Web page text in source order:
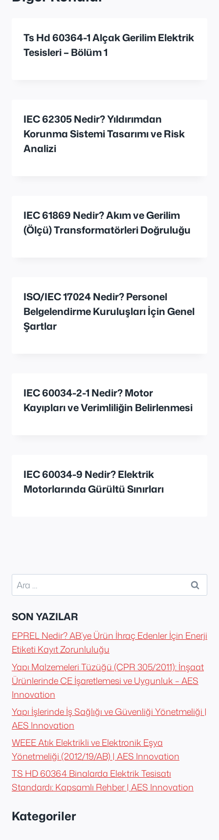
Ts Hd 60364-1 Alçak Gerilim Elektrik
Tesisleri – Bölüm 1
IEC 62305 Nedir? Yıldırımdan
Korunma Sistemi Tasarımı ve Risk
Analizi
IEC 61869 Nedir? Akım ve Gerilim
(Ölçü) Transformatörleri Doğruluğu
ISO/IEC 17024 Nedir? Personel
Belgelendirme Kuruluşları İçin Genel
Şartlar
IEC 60034-2-1 Nedir? Motor
Kayıpları ve Verimliliğin Belirlenmesi
IEC 60034-9 Nedir? Elektrik
Motorlarında Gürültü Sınırları
Arama:
SON YAZILAR
EPREL Nedir? AB’ye Ürün İhraç Edenler İçin Enerji
Etiketi Kayıt Zorunluluğu
Yapı Malzemeleri Tüzüğü (CPR 305/2011): İnşaat
Ürünlerinde CE İşaretlemesi ve Uygunluk – AES
Innovation
Yapı İşlerinde İş Sağlığı ve Güvenliği Yönetmeliği |
AES Innovation
WEEE Atık Elektrikli ve Elektronik Eşya
Yönetmeliği (2012/19/AB) | AES Innovation
TS HD 60364 Binalarda Elektrik Tesisatı
Standardı: Kapsamlı Rehber | AES Innovation
Kategoriler